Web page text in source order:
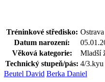
Tréninkové středisko:
Datum narození:
Věková kategorie:
Mladší
Technický stupeň/pás: 4/3.kyu
Beutel David Berka Daniel